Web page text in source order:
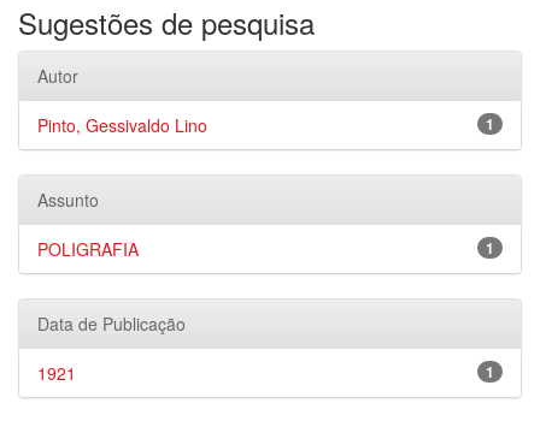
Sugestões de pesquisa
Autor
1
Pinto, Gessivaldo Lino
Assunto
1
POLIGRAFIA
Data de Publicação
1
1921